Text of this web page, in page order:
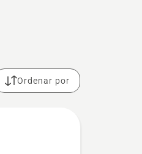
Ordenar por